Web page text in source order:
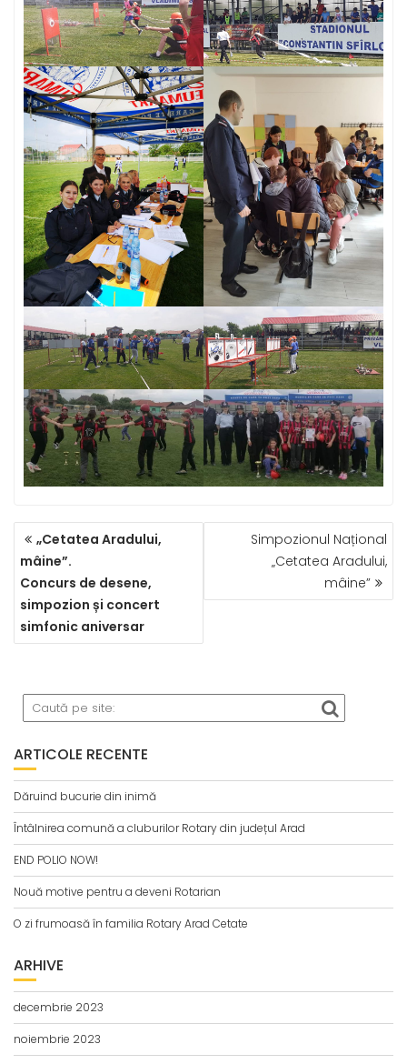
NAVIGARE
ÎN
ARTICOLE
„Cetatea Aradului,
mâine”.
Concurs de desene,
simpozion și concert
simfonic aniversar
Simpozionul Național
„Cetatea Aradului,
mâine”
ARTICOLE RECENTE
Dăruind bucurie din inimă
Întâlnirea comună a cluburilor Rotary din județul Arad
END POLIO NOW!
Nouă motive pentru a deveni Rotarian
O zi frumoasă în familia Rotary Arad Cetate
ARHIVE
decembrie 2023
noiembrie 2023